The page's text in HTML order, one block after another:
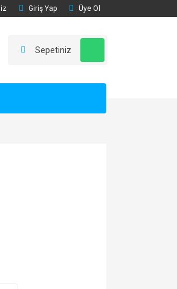
Giriş Yap Üye Ol
Sepetiniz